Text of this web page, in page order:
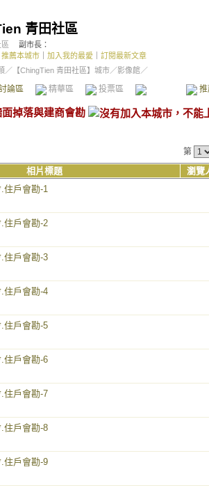
青田社區
副市長：
推薦本城市 加入我的最愛
訂閱最新文章
／ 【ChingTien 青田社區】城市／影像館／
論區 精華區 投票區 影像館
掉落與建商會勘
第
相片標題
瀏覽
住戶會勘-1
住戶會勘-2
住戶會勘-3
住戶會勘-4
住戶會勘-5
住戶會勘-6
住戶會勘-7
住戶會勘-8
住戶會勘-9